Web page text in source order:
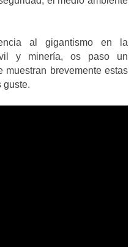
al gigantismo en la
y minería, os paso un
muestran brevemente estas
guste.